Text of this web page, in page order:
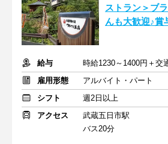
ストラン＞ブ
んも大歓迎♪
給与
時給1230～1400円＋交
雇用形態
アルバイト・パート
シフト
週2日以上
アクセス
武蔵五日市駅
バス20分